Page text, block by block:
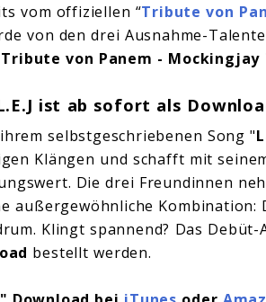
vom offiziellen “Tribute von
von den drei Ausnahme-
Tribute von Panem - Mockingjay
ist ab sofort als
selbstgeschriebenen Song "
Klängen und schafft mit
Die drei Freundinnen
außergewöhnliche
Klingt spannend? Das Debüt-
bestellt werden.